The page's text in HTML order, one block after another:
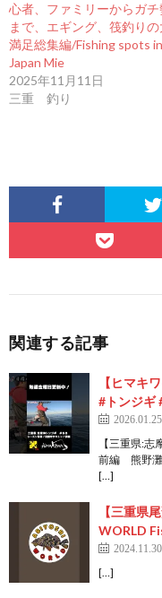
心者、ファミリーからガチ
まで、エギング、筏釣りの
満足総集編/Fishing spots in
Japan Mie
2025年11月11日
三重 釣り
関連する記事
【ヒマキ
#トンジギ
2026.01.25
【三重県:
前編 熊野灘
[…]
【三重県
WORLD
2024.11.30
[…]